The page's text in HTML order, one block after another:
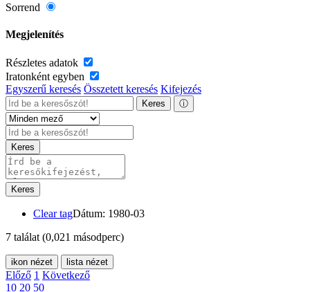
Sorrend
Megjelenítés
Részletes adatok
Iratonként egyben
Egyszerű keresés Összetett keresés Kifejezés
Keres ⓘ
Keres
Keres
Clear tagDátum: 1980-03
7 találat (0,021 másodperc)
ikon nézet lista nézet
Előző 1 Következő
10 20 50